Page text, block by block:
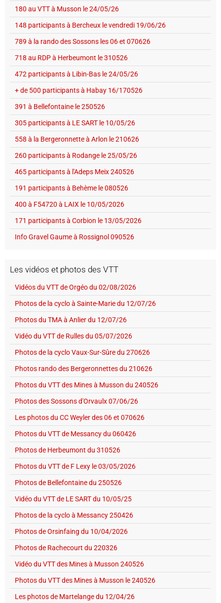
180 au VTT à Musson le 24/05/26
148 participants à Bercheux le vendredi 19/06/26
789 à la rando des Sossons les 06 et 070626
718 au RDP à Herbeumont le 310526
472 participants à Libin-Bas le 24/05/26
+ de 500 participants à Habay 16/170526
391 à Bellefontaine le 250526
305 participants à LE SART le 10/05/26
558 à la Bergeronnette à Arlon le 210626
260 participants à Rodange le 25/05/26
465 participants à l'Adeps Meix 240526
191 participants à Behème le 080526
400 à F54720 à LAIX le 10/05/2026
171 participants à Corbion le 13/05/2026
Info Gravel Gaume à Rossignol 090526
Les vidéos et photos des VTT
Vidéos du VTT de Orgéo du 02/08/2026
Photos de la cyclo à Sainte-Marie du 12/07/26
Photos du TMA à Anlier du 12/07/26
Vidéo du VTT de Rulles du 05/07/2026
Photos de la cyclo Vaux-Sur-Sûre du 270626
Photos rando des Bergeronnettes du 210626
Photos du VTT des Mines à Musson du 240526
Photos des Sossons d'Orvaulx 07/06/26
Les photos du CC Weyler des 06 et 070626
Photos du VTT de Messancy du 060426
Photos de Herbeumont du 310526
Photos du VTT de F Lexy le 03/05/2026
Photos de Bellefontaine du 250526
Vidéo du VTT de LE SART du 10/05/25
Photos de la cyclo à Messancy 250426
Photos de Orsinfaing du 10/04/2026
Photos de Rachecourt du 220326
Vidéo du VTT des Mines à Musson 240526
Photos du VTT des Mines à Musson le 240526
Les photos de Martelange du 12/04/26